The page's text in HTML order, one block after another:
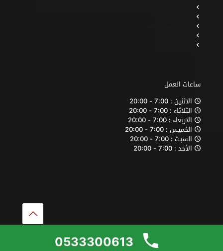
ساعات العمل
الاثنين : 7:00 - 20:00
الثلاثاء : 7:00 - 20:00
الاربعاء : 7:00 - 20:00
الخميس : 7:00 - 20:00
السبت : 7:00 - 20:00
الأحد : 7:00 - 20:00
0533300613